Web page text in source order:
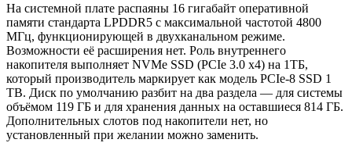
На системной плате распаяны 16 гигабайт оперативной
памяти стандарта LPDDR5 с максимальной частотой 4800
МГц, функционирующей в двухканальном режиме.
Возможности её расширения нет. Роль внутреннего
накопителя выполняет NVMe SSD (PCIe 3.0 x4) на 1ТБ,
который производитель маркирует как модель PCIe-8 SSD 1
TB. Диск по умолчанию разбит на два раздела — для системы
объёмом 119 ГБ и для хранения данных на оставшиеся 814 ГБ.
Дополнительных слотов под накопители нет, но
установленный при желании можно заменить.